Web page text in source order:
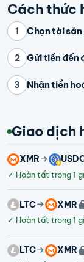
Cách thức
1 Chọn tài sản
2 Gửi tiền đến
3 Nhận tiền
Giao dịch
XMR
✓ Hoàn tất trong 1
LTC XMR
✓ Hoàn tất trong 1
LTC XMR